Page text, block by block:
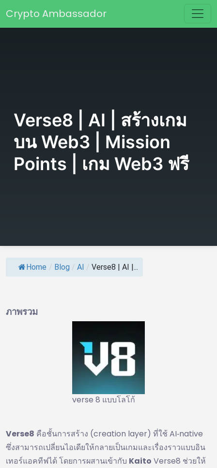
Main Navigation
Crypto Ambassador
Verse8 | AI | สร้างเกม
บน Web3 | Mission
Points | เกม Web3 ฟรี
Home / Blog / AI / Verse8 | AI |...
ภาพรวม
verse 8 แบบโลโก้
Verse8 คือชั้นการสร้าง (creation layer) ที่ใช้ AI‑native
ซึ่งสามารถเปลี่ยนไอเดียให้กลายเป็นเกมและเรื่องราวแบบอิน
เทอร์แอคทีฟได้ โดยการผสานเข้ากับ Kaito Verse8 ช่วยให้